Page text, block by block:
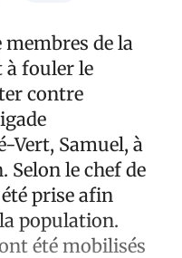
de la
à fouler le
contre
Vert, Samuel, à
le chef de
prise afin
population.
été mobilisés